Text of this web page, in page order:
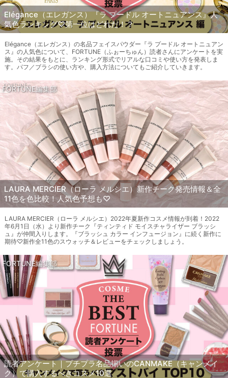
Elégance（エレガンス）『ラ プードル オートニュアンス』人
気色ランキング♡第一位はどれだ！？
Elégance（エレガンス）の名品フェイスパウダー『ラ プードル オートニュアン
ス』の人気色について、FORTUNE（ふぉーちゅん）読者さんにアンケートを実
施。その結果をもとに、ランキング形式でリアルな口コミや使い方を発表しま
す。パフ／ブラシの使い方や、購入方法についてもご紹介していきます。
FORTUNE編集部
LAURA MERCIER（ローラ メルシエ）新作チーク発売情報＆全
11色を色比較！人気色予想も♡
LAURA MERCIER（ローラ メルシエ）2022年夏新作コスメ情報が到着！2022
年6月1日（水）より新作チーク『ティンティド モイスチャライザー ブラッシ
ュ』が仲間入りします。『ブラッシュ カラー インフュージョン』に続く新作に
期待♡新作全11色のスウォッチ＆レビューをチェックしましょう。
FORTUNE編集部
読者アンケート｜プチプラ名品揃いのCANMAKE（キャンメイ
ク）で購入するべきコスメ10選